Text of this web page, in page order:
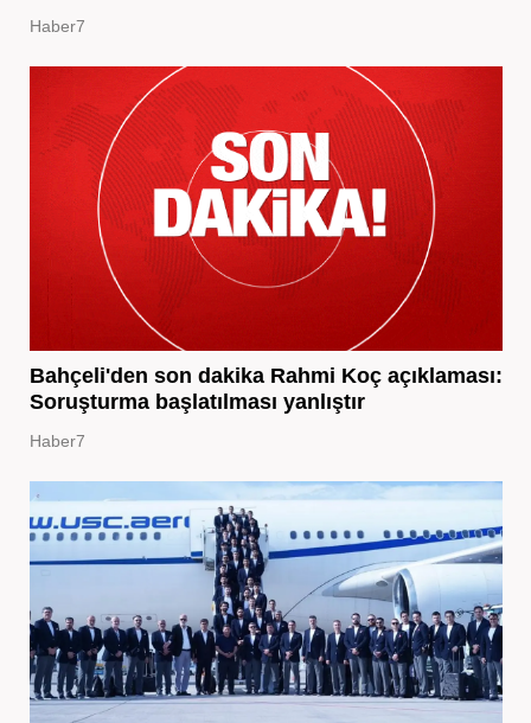
Haber7
Bahçeli'den son dakika Rahmi Koç açıklaması:
Soruşturma başlatılması yanlıştır
Haber7